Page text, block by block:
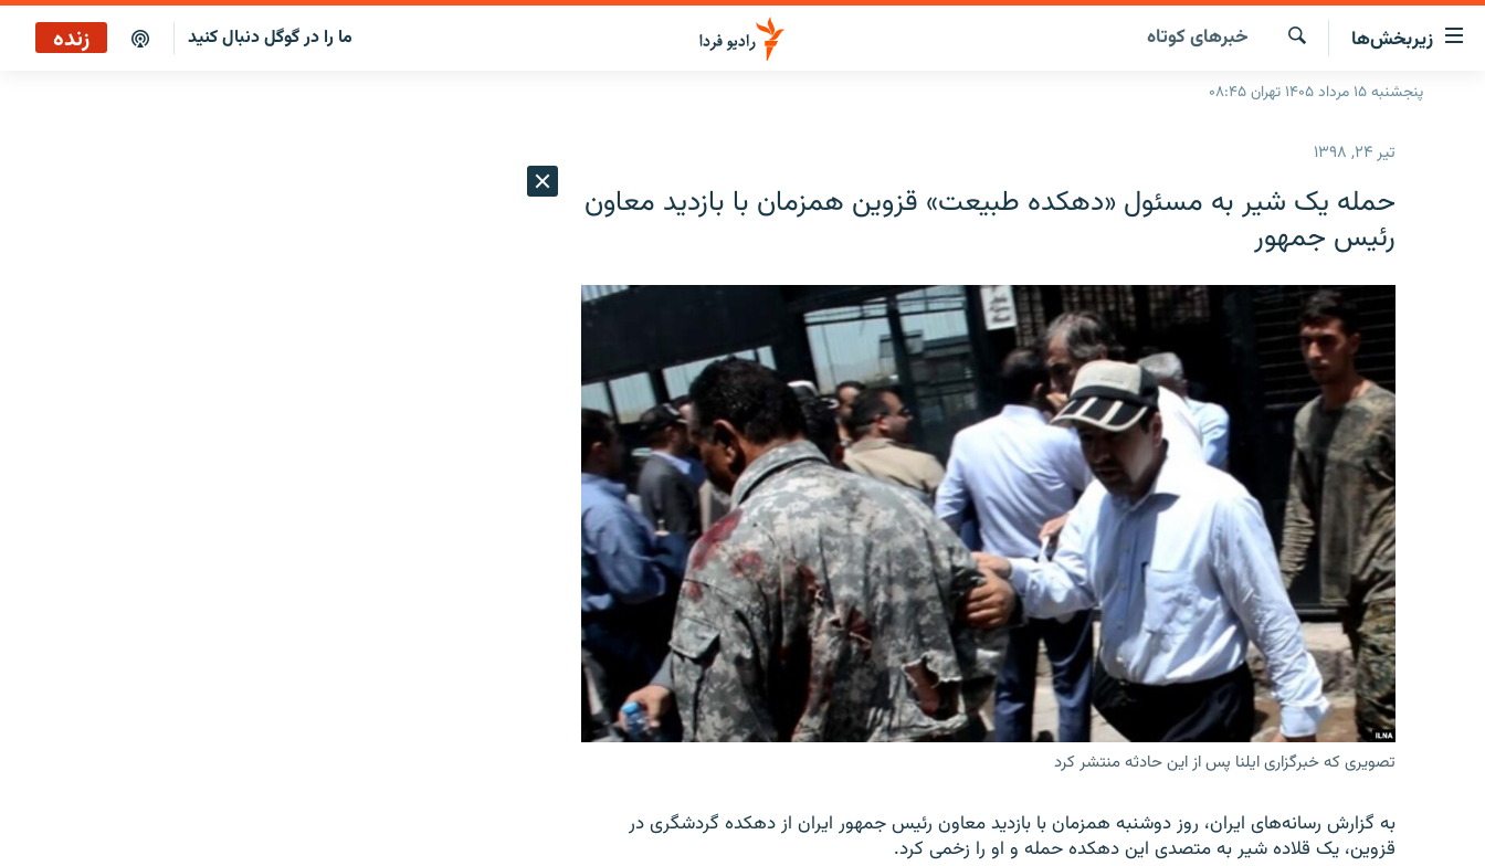
لینک‌های
قابلیت
دسترسی
زیربخش‌ها
صفحه اصلی
انتخاب کنید و بشنوید
برنامه‌های رادیویی
گزارش‌های تصویری
گزارش‌های ویدئویی
جستجو
خبرهای کوتاه ما را در گوگل دنبال کنید زنده
پنجشنبه ۱۵ مرداد ۱۴۰۵ تهران ۰۸:۴۵
تیر ۲۴, ۱۳۹۸
حمله یک شیر به مسئول «دهکده طبیعت» قزوین همزمان با بازدید معاون
رئیس جمهور
تصویری که خبرگزاری ایلنا پس از این حادثه منتشر کرد
به گزارش رسانه‌های ایران، روز دوشنبه همزمان با بازدید معاون رئیس جمهور ایران از دهکده گردشگری در
قزوین، یک قلاده شیر به متصدی این دهکده حمله و او را زخمی کرد.